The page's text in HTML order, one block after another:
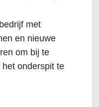
met
en nieuwe
om bij te
onderspit te